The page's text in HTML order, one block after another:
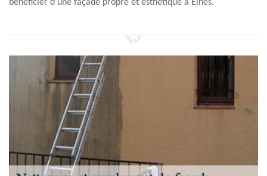
bénéficier d’une façade propre et esthétique à Elnes.